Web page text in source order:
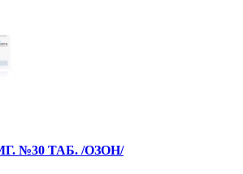
№30 ТАБ. /ОЗОН/